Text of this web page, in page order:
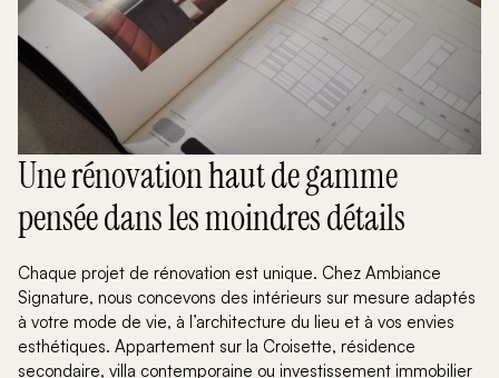
Une rénovation haut de gamme
pensée dans les moindres détails
Chaque projet de rénovation est unique. Chez Ambiance
Signature, nous concevons des intérieurs sur mesure adaptés
à votre mode de vie, à l’architecture du lieu et à vos envies
esthétiques. Appartement sur la Croisette, résidence
secondaire, villa contemporaine ou investissement immobilier